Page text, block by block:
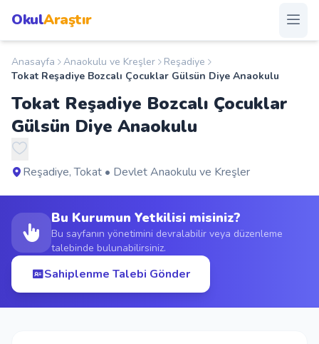
OkulAraştır
Anasayfa
Okullar
Şehirler
Duyurular
S.S.S.
Blog
Anasayfa Anaokulu ve Kreşler
Reşadiye
Tokat Reşadiye Bozcalı Çocuklar Gülsün Diye Anaokulu
Tokat Reşadiye Bozcalı Çocuklar
Gülsün Diye Anaokulu
Reşadiye, Tokat • Devlet Anaokulu ve Kreşler
Bu Kurumun Yetkilisi misiniz?
Bu sayfanın yönetimini devralabilir veya düzenleme
talebinde bulunabilirsiniz.
Sahiplenme Talebi Gönder